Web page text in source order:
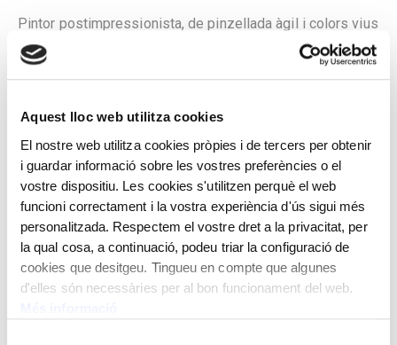
Aquest lloc web utilitza cookies
El nostre web utilitza cookies pròpies i de tercers per obtenir
i guardar informació sobre les vostres preferències o el
vostre dispositiu. Les cookies s'utilitzen perquè el web
funcioni correctament i la vostra experiència d'ús sigui més
personalitzada. Respectem el vostre dret a la privacitat, per
la qual cosa, a continuació, podeu triar la configuració de
cookies que desitgeu. Tingueu en compte que algunes
d'elles són necessàries per al bon funcionament del web.
Pintor postimpressionista, de pinzellada àgil i colors vius
propis de la pintura a l’aire lliure. Amic personal de
Joaquim Mir, va passar temporades a Vilanova i la Geltrú i
viatjà per primer cop a París. Considerat un pintor de
la capital francesa. Al passeig del Mar de Sant Feliu, hi
visqué llargues temporades, on també tingué taller. Del
1941 al 1971 exercí de professor de paisatge a l’Escola
Superior de Belles Arts de Sant Jordi de Barcelona i
exposà tota la seva trajectòria a la Sala Parés de
Barcelona. L’any 1988 li fou concedida la Creu de Sant
Jordi de la Generalitat de Catalunya.